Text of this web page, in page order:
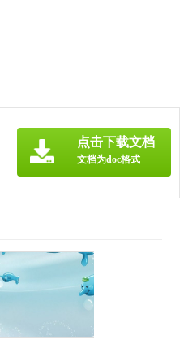
点击下载文档
文档为doc格式